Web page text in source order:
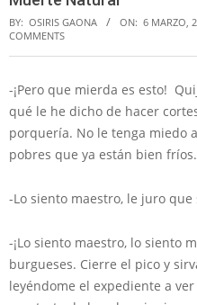
BY: OSIRIS GAONA ON: 6 MARZO,
COMMENTS
-¡Pero que mierda es esto!
qué le he dicho de hacer
porquería. No le tenga miedo
pobres que ya están bien fríos.
-Lo siento maestro, le juro
-¡Lo siento maestro, lo siento
burgueses. Cierre el pico y
leyéndome el expediente a